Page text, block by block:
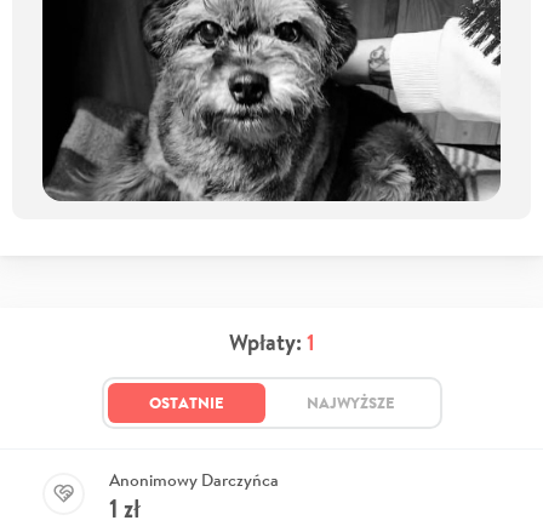
Wpłaty: 1
OSTATNIE NAJWYŻSZE
Anonimowy Darczyńca
1 zł